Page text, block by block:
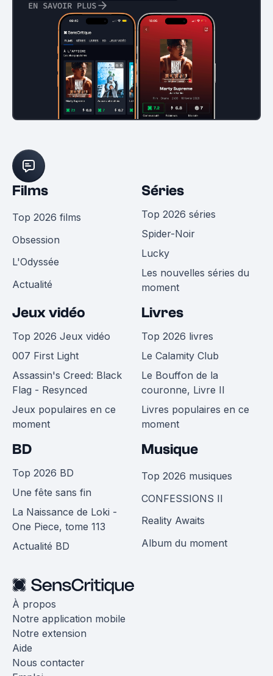
EN SAVOIR PLUS
Films
Top 2026 films
Obsession
L'Odyssée
Actualité
Séries
Top 2026 séries
Spider-Noir
Lucky
Les nouvelles séries du
moment
Jeux vidéo
Top 2026 Jeux vidéo
007 First Light
Assassin's Creed: Black
Flag - Resynced
Jeux populaires en ce
moment
Livres
Top 2026 livres
Le Calamity Club
Le Bouffon de la
couronne, Livre II
Livres populaires en ce
moment
BD
Top 2026 BD
Une fête sans fin
La Naissance de Loki -
One Piece, tome 113
Actualité BD
Musique
Top 2026 musiques
CONFESSIONS II
Reality Awaits
Album du moment
À propos
Notre application mobile
Notre extension
Aide
Nous contacter